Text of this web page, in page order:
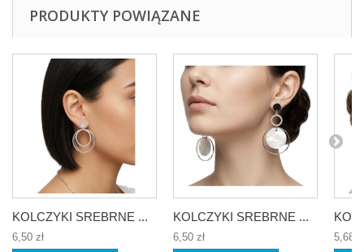
PRODUKTY POWIĄZANE
KOLCZYKI SREBRNE ...
6,50 zł
KOLCZYKI SREBRNE ...
6,50 zł
5,68